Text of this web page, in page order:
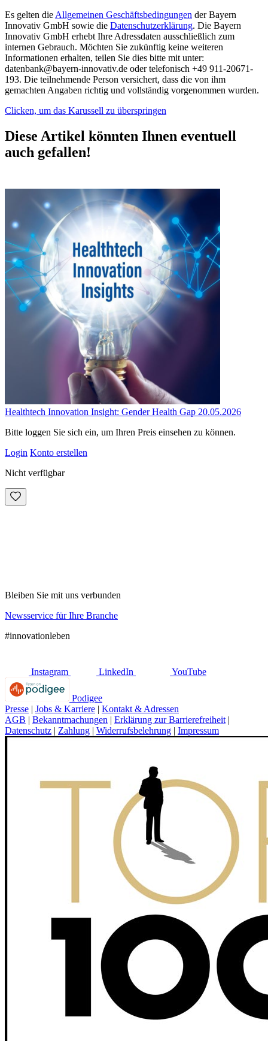
Es gelten die Allgemeinen Geschäftsbedingungen der Bayern
Innovativ GmbH sowie die Datenschutzerklärung. Die Bayern
Innovativ GmbH erhebt Ihre Adressdaten ausschließlich zum
internen Gebrauch. Möchten Sie zukünftig keine weiteren
Informationen erhalten, teilen Sie dies bitte mit unter:
datenbank@bayern-innovativ.de oder telefonisch +49 911-20671-
193. Die teilnehmende Person versichert, dass die von ihm
gemachten Angaben richtig und vollständig vorgenommen wurden.
Clicken, um das Karussell zu überspringen
Diese Artikel könnten Ihnen eventuell
auch gefallen!
Healthtech Innovation Insight: Gender Health Gap 20.05.2026
Bitte loggen Sie sich ein, um Ihren Preis einsehen zu können.
Login Konto erstellen
Nicht verfügbar
Bleiben Sie mit uns verbunden
Newsservice für Ihre Branche
#innovationleben
Instagram LinkedIn YouTube
Podigee
Presse | Jobs & Karriere | Kontakt & Adressen
AGB | Bekanntmachungen | Erklärung zur Barrierefreiheit |
Datenschutz | Zahlung | Widerrufsbelehrung | Impressum